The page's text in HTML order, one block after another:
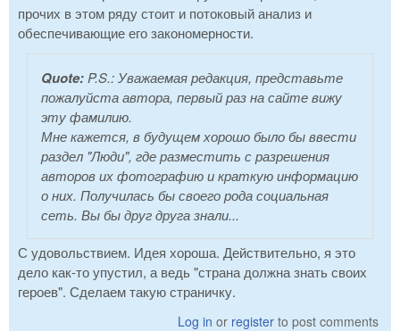
прочих в этом ряду стоит и потоковый анализ и
обеспечивающие его закономерности.
Quote: P.S.: Уважаемая редакция, представьте
пожалуйста автора, первый раз на сайте вижу
эту фамилию.
Мне кажется, в будущем хорошо было бы ввести
раздел "Люди", где разместить с разрешения
авторов их фотографию и краткую информацию
о них. Получилась бы своего рода социальная
сеть. Вы бы друг друга знали...
С удовольствием. Идея хороша. Действительно, я это
дело как-то упустил, а ведь "страна должна знать своих
героев". Сделаем такую страничку.
Log in or register to post comments